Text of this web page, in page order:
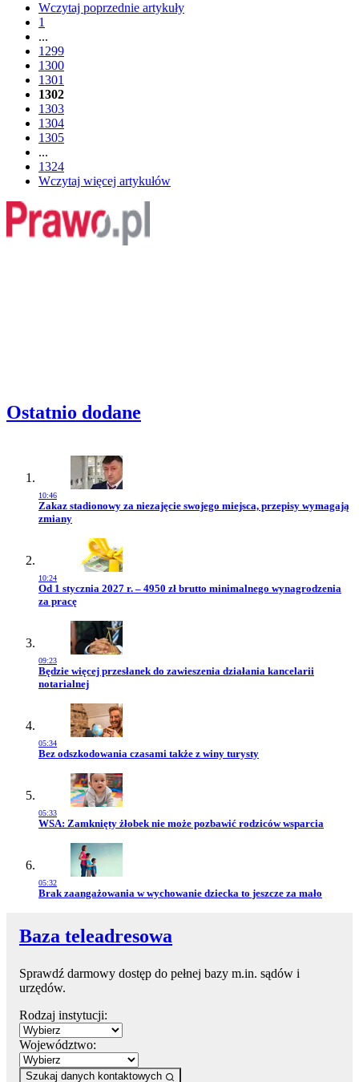
Wczytaj poprzednie artykuły
1
...
1299
1300
1301
1302
1303
1304
1305
...
1324
Wczytaj więcej artykułów
Ostatnio dodane
10:46
Przejdź do artykułu:
Zakaz stadionowy za niezajęcie swojego miejsca, przepisy wymagają
zmiany
10:24
Przejdź do artykułu:
Od 1 stycznia 2027 r. – 4950 zł brutto minimalnego wynagrodzenia
za pracę
09:23
Przejdź do artykułu:
Będzie więcej przesłanek do zawieszenia działania kancelarii
notarialnej
05:34
Przejdź do artykułu:
Bez odszkodowania czasami także z winy turysty
05:33
Przejdź do artykułu:
WSA: Zamknięty żłobek nie może pozbawić rodziców wsparcia
05:32
Przejdź do artykułu:
Brak zaangażowania w wychowanie dziecka to jeszcze za mało
Baza teleadresowa
Sprawdź darmowy dostęp do pełnej bazy m.in. sądów i
urzędów.
Rodzaj instytucji:
Województwo:
Szukaj danych kontaktowych